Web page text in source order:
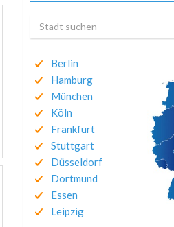
Berlin
Hamburg
München
Köln
Frankfurt
Stuttgart
Düsseldorf
Dortmund
Essen
Leipzig